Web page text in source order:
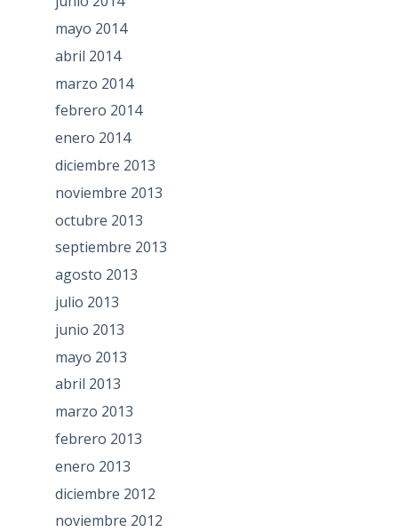
mayo 2014
abril 2014
marzo 2014
febrero 2014
enero 2014
diciembre 2013
noviembre 2013
octubre 2013
septiembre 2013
agosto 2013
julio 2013
junio 2013
mayo 2013
abril 2013
marzo 2013
febrero 2013
enero 2013
diciembre 2012
noviembre 2012